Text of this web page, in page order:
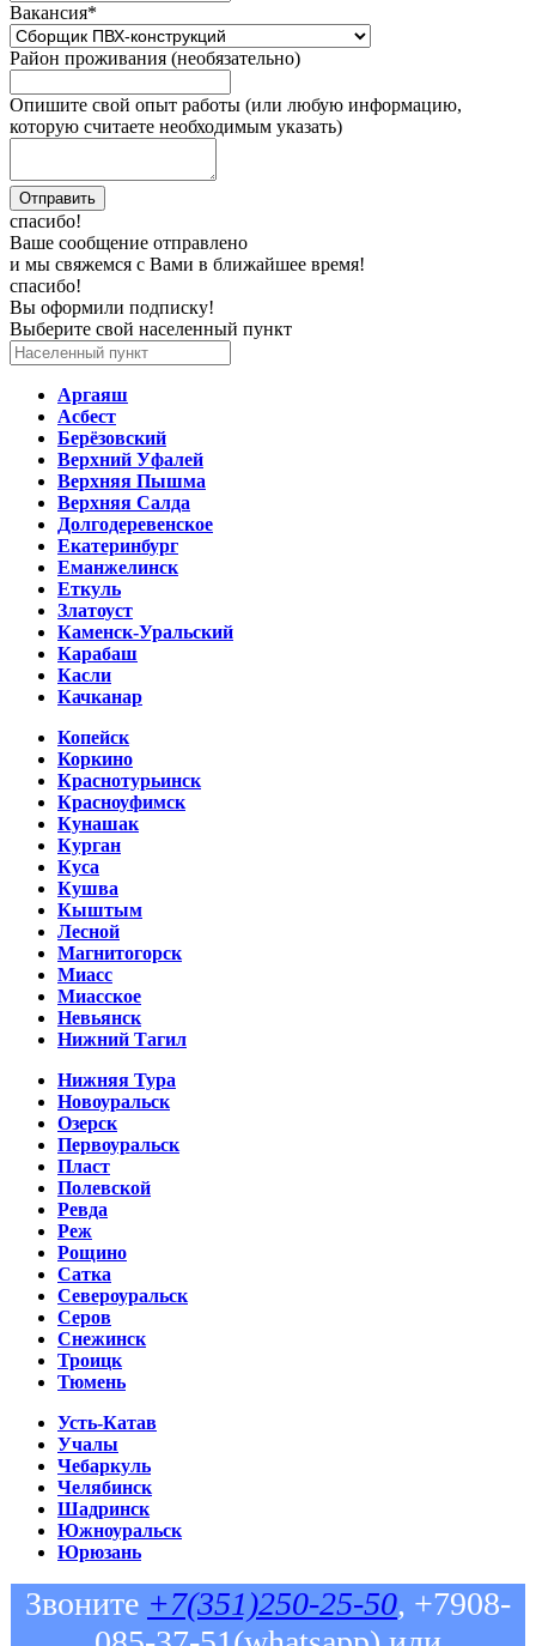
Вакансия*
Район проживания (необязательно)
Опишите свой опыт работы (или любую информацию,
которую считаете необходимым указать)
спасибо!
Ваше сообщение отправлено
и мы свяжемся с Вами в ближайшее время!
спасибо!
Вы оформили подписку!
Выберите свой населенный пункт
Аргаяш
Асбест
Берёзовский
Верхний Уфалей
Верхняя Пышма
Верхняя Салда
Долгодеревенское
Екатеринбург
Еманжелинск
Еткуль
Златоуст
Каменск-Уральский
Карабаш
Касли
Качканар
Копейск
Коркино
Краснотурьинск
Красноуфимск
Кунашак
Курган
Куса
Кушва
Кыштым
Лесной
Магнитогорск
Миасс
Миасское
Невьянск
Нижний Тагил
Нижняя Тура
Новоуральск
Озерск
Первоуральск
Пласт
Полевской
Ревда
Реж
Рощино
Сатка
Североуральск
Серов
Снежинск
Троицк
Тюмень
Усть-Катав
Учалы
Чебаркуль
Челябинск
Шадринск
Южноуральск
Юрюзань
Звоните +7(351)250-25-50, +7908-